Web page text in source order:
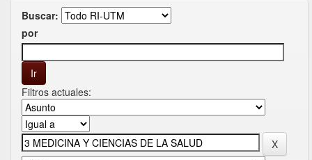
Buscar:
por
Filtros actuales: